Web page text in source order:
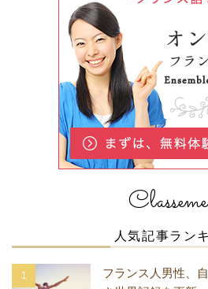
人気記事ラン
フランス人男性、